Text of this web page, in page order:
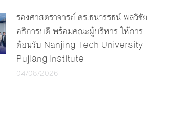
รองศาสตราจารย์ ดร.ธนวรรธน์ พลวิชัย
อธิการบดี พร้อมคณะผู้บริหาร ให้การ
ต้อนรับ Nanjing Tech University
Pujiang Institute
04/08/2026